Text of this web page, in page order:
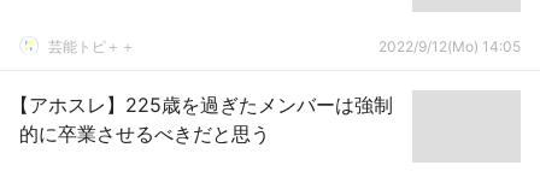
芸能トピ＋＋ 2022/9/12(Mo) 14:05
【アホスレ】225歳を過ぎたメンバーは強制
的に卒業させるべきだと思う